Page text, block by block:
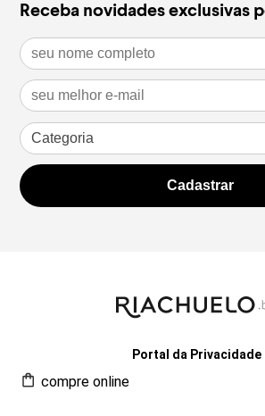
Receba novidades exclusivas
Portal da Privacidade
compre online